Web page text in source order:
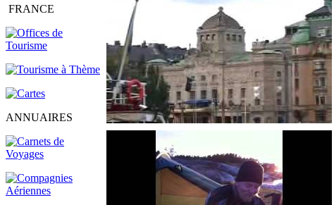
FRANCE
ANNUAIRES